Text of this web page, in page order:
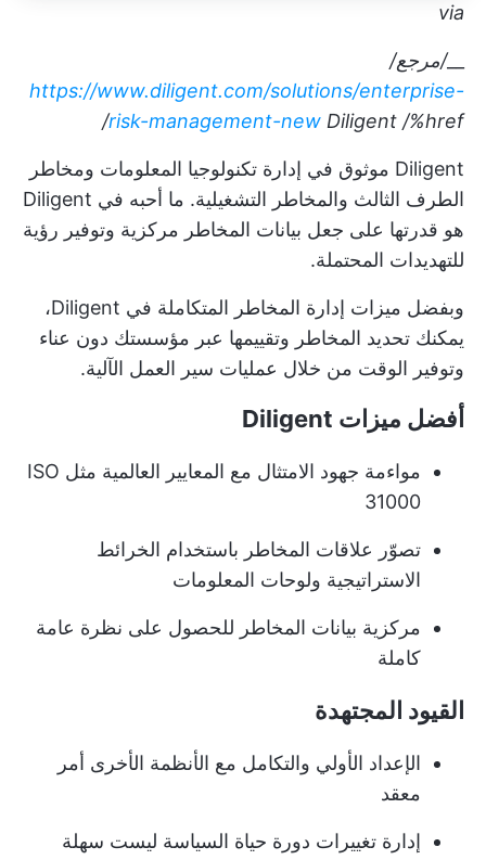
via
__/مرجع/
https://www.diligent.com/solutions/enterprise-
risk-management-new Diligent /%href/
Diligent موثوق في إدارة تكنولوجيا المعلومات ومخاطر
الطرف الثالث والمخاطر التشغيلية. ما أحبه في Diligent
هو قدرتها على جعل بيانات المخاطر مركزية وتوفير رؤية
للتهديدات المحتملة.
وبفضل ميزات إدارة المخاطر المتكاملة في Diligent،
يمكنك تحديد المخاطر وتقييمها عبر مؤسستك دون عناء
وتوفير الوقت من خلال عمليات سير العمل الآلية.
أفضل ميزات Diligent
مواءمة جهود الامتثال مع المعايير العالمية مثل ISO
31000
تصوّر علاقات المخاطر باستخدام الخرائط
الاستراتيجية ولوحات المعلومات
مركزية بيانات المخاطر للحصول على نظرة عامة
كاملة
القيود المجتهدة
الإعداد الأولي والتكامل مع الأنظمة الأخرى أمر
معقد
إدارة تغييرات دورة حياة السياسة ليست سهلة